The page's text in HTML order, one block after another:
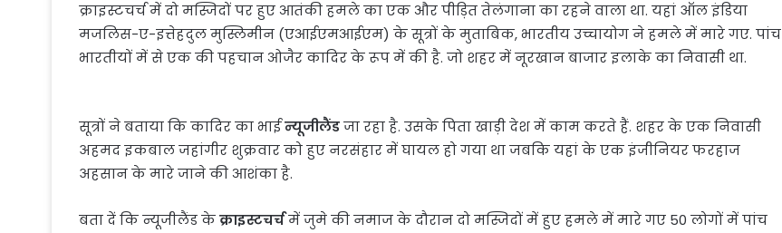
क्राइस्टचर्च में दो मस्जिदों पर हुए आतंकी हमले का एक और पीड़ित तेलंगाना का रहने वाला था. यहां ऑल इंडिया
मजलिस-ए-इत्तेहदुल मुस्लिमीन (एआईएमआईएम) के सूत्रों के मुताबिक, भारतीय उच्चायोग ने हमले में मारे गए. पांच
भारतीयों में से एक की पहचान ओजैर कादिर के रूप में की है. जो शहर में नूरखान बाजार इलाके का निवासी था.
सूत्रों ने बताया कि कादिर का भाईन्यूजीलैंडजा रहा है. उसके पिता खाड़ी देश में काम करते हैं. शहर के एक निवासी
अहमद इकबाल जहांगीर शुक्रवार को हुए नरसंहार में घायल हो गया था जबकि यहां के एक इंजीनियर फरहाज
अहसान के मारे जाने की आशंका है.
बता दें कि न्यूजीलैंड केक्राइस्टचर्चमें जुमे की नमाज के दौरान दो मस्जिदों में हुए हमले में मारे गए 50 लोगों में पांच